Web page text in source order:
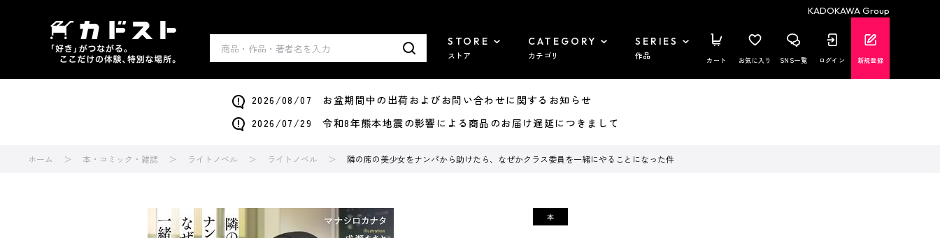
KADOKAWA Group
STORE
ストア
CATEGORY
カテゴリ
SERIES
作品 カート お気に入り SNS一覧 ログイン 新規登録
2026/08/07 お盆期間中の出荷およびお問い合わせに関するお知らせ
2026/07/29 令和8年熊本地震の影響による商品のお届け遅延につきまして
ホーム 本・コミック・雑誌 ライトノベル ライトノベル 隣の席の美少女をナンパから助けたら、なぜかクラス委員を一緒にやることになった件